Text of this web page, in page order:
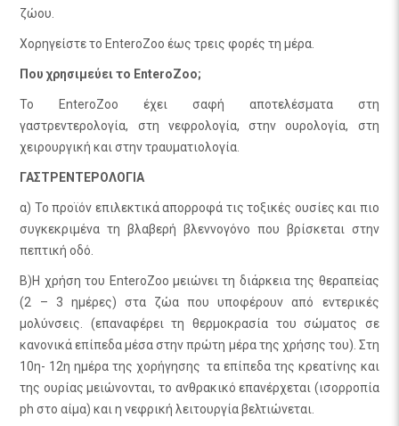
ζώου.
Χορηγείστε το EnteroZoo έως τρεις φορές τη μέρα.
Που χρησιμεύει το EnteroZoo;
Το EnteroZoo έχει σαφή αποτελέσματα στη
γαστρεντερολογία, στη νεφρολογία, στην ουρολογία, στη
χειρουργική και στην τραυματιολογία.
ΓΑΣΤΡΕΝΤΕΡΟΛΟΓΙΑ
α) Το προϊόν επιλεκτικά απορροφά τις τοξικές ουσίες και πιο
συγκεκριμένα τη βλαβερή βλεννογόνο που βρίσκεται στην
πεπτική οδό.
Β)Η χρήση του EnteroZoo μειώνει τη διάρκεια της θεραπείας
(2 – 3 ημέρες) στα ζώα που υποφέρουν από εντερικές
μολύνσεις. (επαναφέρει τη θερμοκρασία του σώματος σε
κανονικά επίπεδα μέσα στην πρώτη μέρα της χρήσης του). Στη
10η- 12η ημέρα της χορήγησης τα επίπεδα της κρεατίνης και
της ουρίας μειώνονται, το ανθρακικό επανέρχεται (ισορροπία
ph στο αίμα) και η νεφρική λειτουργία βελτιώνεται.